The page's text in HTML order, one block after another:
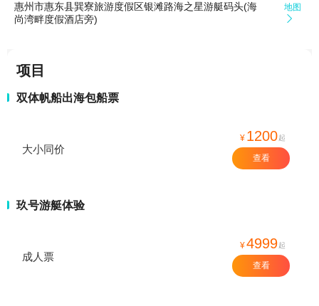
惠州市惠东县巽寮旅游度假区银滩路海之星游艇码头(海
尚湾畔度假酒店旁)
地图

项目
双体帆船出海包船票
大小同价
¥ 1200起
查看
玖号游艇体验
成人票
¥4999起
查看